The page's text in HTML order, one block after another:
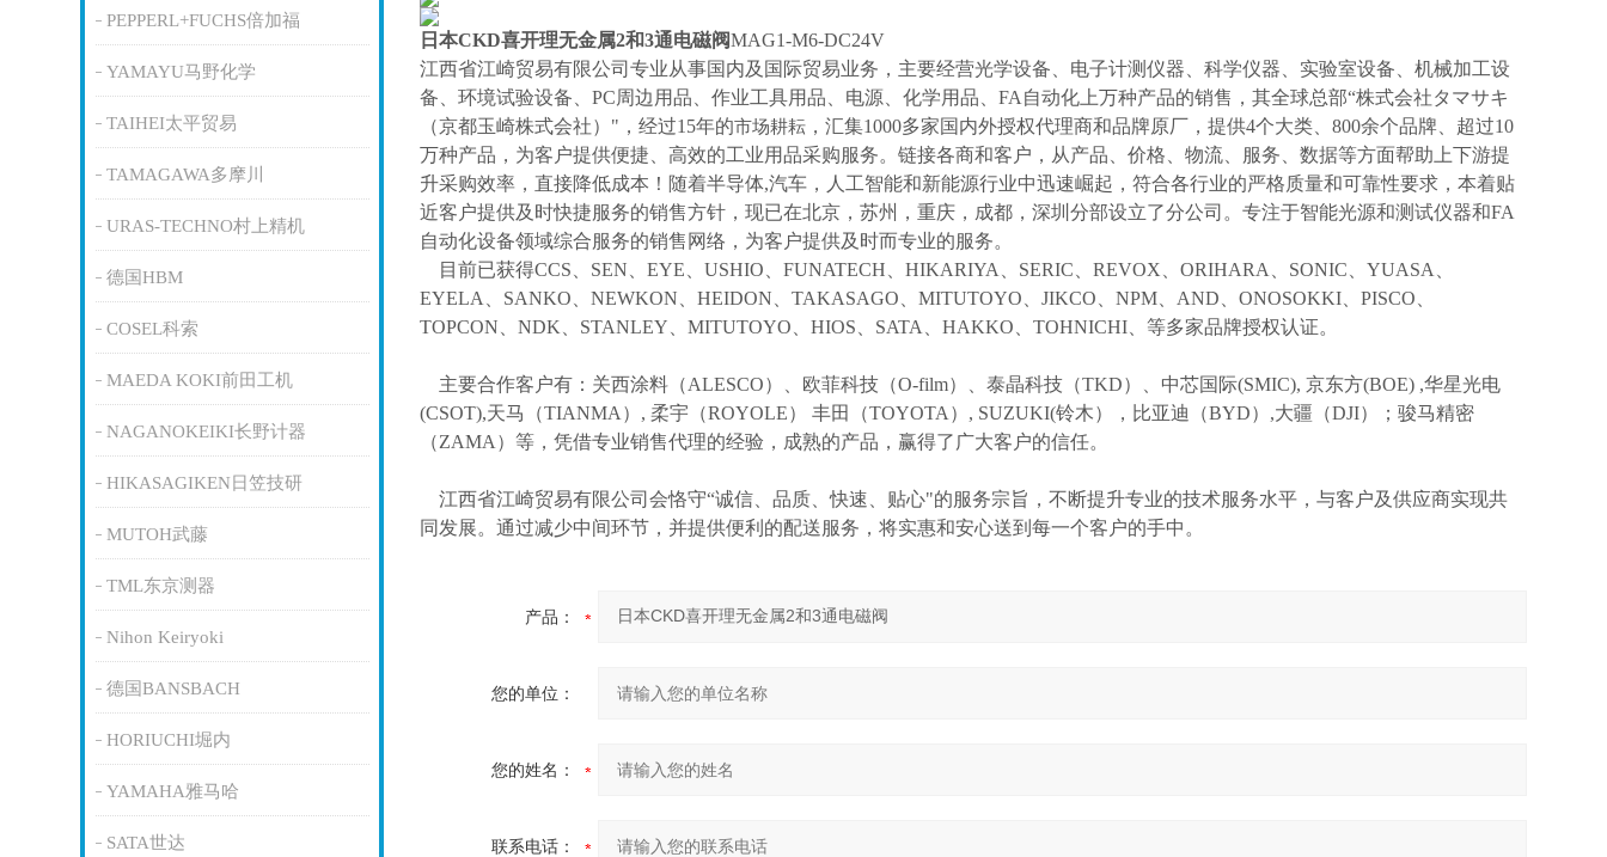
PEPPERL+FUCHS倍加福
YAMAYU马野化学
TAIHEI太平贸易
TAMAGAWA多摩川
URAS-TECHNO村上精机
德国HBM
COSEL科索
MAEDA KOKI前田工机
NAGANOKEIKI长野计器
HIKASAGIKEN日笠技研
MUTOH武藤
TML东京测器
Nihon Keiryoki
德国BANSBACH
HORIUCHI堀内
YAMAHA雅马哈
SATA世达
日本CKD喜开理无金属2和3通电磁阀MAG1-M6-DC24V
江西省江崎贸易有限公司专业从事国内及国际贸易业务，主要经营光学设备、电子计测仪器、科学仪器、实验室设备、机械加工设
备、环境试验设备、PC周边用品、作业工具用品、电源、化学用品、FA自动化上万种产品的销售，其全球总部“株式会社タマサキ
（京都玉崎株式会社）"，经过15年的市场耕耘 ，汇集1000多家国内外授权代理商和品牌原厂，提供4个大类、800余个品牌、超过10
万种产品，为客户提供便捷、高效的工业用品采购服务。链接各商和客户，从产品、价格、物流、服务、数据等方面帮助上下游提
升采购效率，直接降低成本！随着半导体,汽车，人工智能和新能源行业中迅速崛起，符合各行业的严格质量和可靠性要求，本着贴
近客户提供及时快捷服务的销售方针，现已在北京，苏州，重庆，成都，深圳分部设立了分公司。专注于智能光源和测试仪器和FA
自动化设备领域综合服务的销售网络，为客户提供及时而专业的服务。
目前已获得CCS、SEN、EYE、USHIO、FUNATECH、HIKARIYA、SERIC、REVOX、ORIHARA、SONIC、YUASA、
EYELA、SANKO、NEWKON、HEIDON、TAKASAGO、MITUTOYO、JIKCO、NPM、AND、ONOSOKKI、PISCO、
TOPCON、NDK、STANLEY、MITUTOYO、HIOS、SATA、HAKKO、TOHNICHI、等多家品牌授权认证。
主要合作客户有：关西涂料（ALESCO）、欧菲科技（O-film）、泰晶科技（TKD）、中芯国际(SMIC), 京东方(BOE) ,华星光电
(CSOT),天马（TIANMA）, 柔宇（ROYOLE） 丰田（TOYOTA）, SUZUKI(铃木），比亚迪（BYD）,大疆（DJI）；骏马精密
（ZAMA）等，凭借专业销售代理的经验，成熟的产品，赢得了广大客户的信任。
江西省江崎贸易有限公司会恪守“诚信、品质、快速、贴心"的服务宗旨，不断提升专业的技术服务水平，与客户及供应商实现共
同发展。通过减少中间环节，并提供便利的配送服务，将实惠和安心送到每一个客户的手中。
产品：
您的单位：
您的姓名：
联系电话：